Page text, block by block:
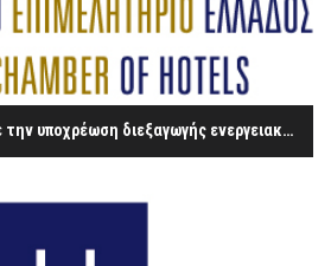
Ενημέρωση σχετικά με την υποχρέωση διεξαγωγής ενεργειακών ελέγχων στις επιχειρήσεις που απασχολούν περισσότερους από 250 εργαζόμενους